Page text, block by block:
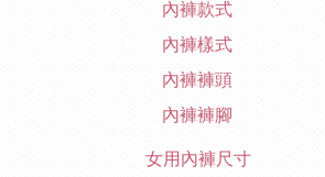
內褲款式
內褲樣式
內褲褲頭
內褲褲腳
女用內褲尺寸